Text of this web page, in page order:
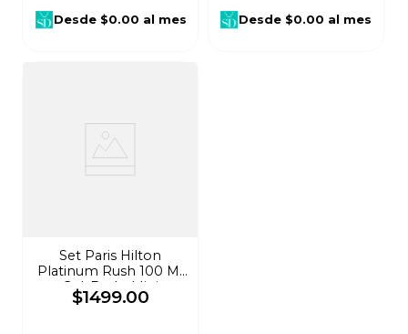
Desde$0.00 al mes Desde $0.00 al mes
Set Paris Hilton
Platinum Rush 100 Ml
Gel, Body, Mini
Perfume Para Mujer
$1499.00